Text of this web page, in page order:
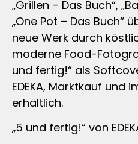
„Grillen – Das Buch“,
„One Pot – Das Buch“
neue Werk durch
moderne Food-
und fertig!“ als
EDEKA, Marktkauf und
erhältlich.
„5 und fertig!“ von